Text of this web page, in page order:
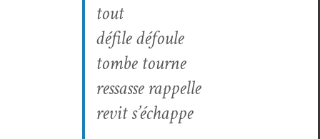
tout
défile défoule
tombe tourne
ressasse rappelle
revit s’échappe